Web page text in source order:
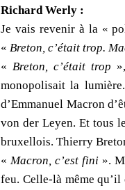
Richard Werly :
Je vais revenir à la «
« Breton, c’était trop.
«Breton, c’était trop
monopolisait la
d’Emmanuel Macron
von der Leyen. Et tous
bruxellois. Thierry
« Macron, c’est fini ».
feu. Celle-là même